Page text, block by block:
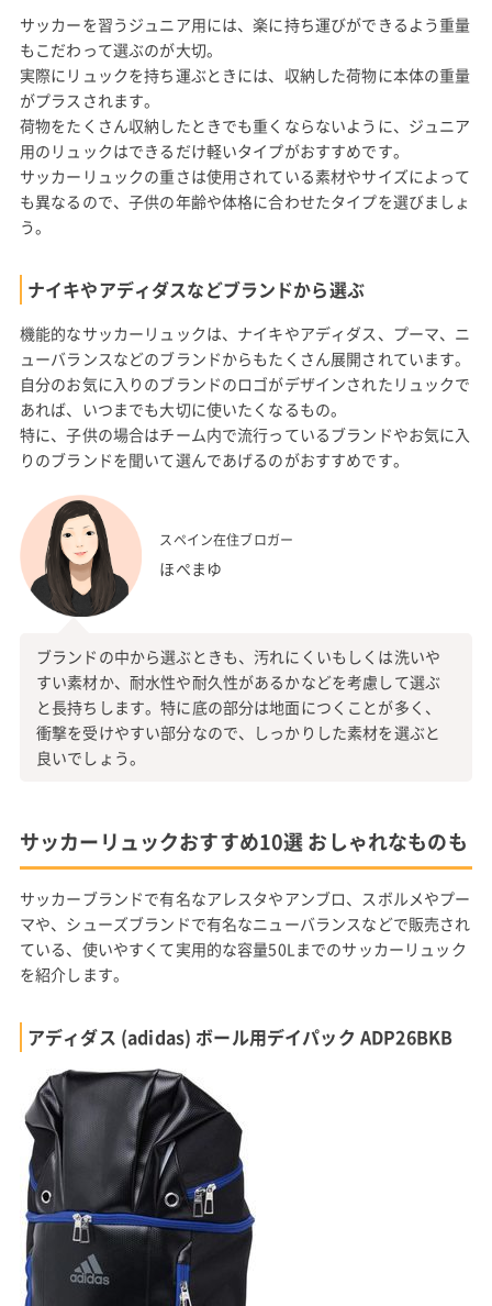
サッカーを習うジュニア用には、楽に持ち運びができるよう重量
もこだわって選ぶのが大切。
実際にリュックを持ち運ぶときには、収納した荷物に本体の重量
がプラスされます。
荷物をたくさん収納したときでも重くならないように、ジュニア
用のリュックはできるだけ軽いタイプがおすすめです。
サッカーリュックの重さは使用されている素材やサイズによって
も異なるので、子供の年齢や体格に合わせたタイプを選びましょ
う。
ナイキやアディダスなどブランドから選ぶ
機能的なサッカーリュックは、ナイキやアディダス、プーマ、ニ
ューバランスなどのブランドからもたくさん展開されています。
自分のお気に入りのブランドのロゴがデザインされたリュックで
あれば、いつまでも大切に使いたくなるもの。
特に、子供の場合はチーム内で流行っているブランドやお気に入
りのブランドを聞いて選んであげるのがおすすめです。
スペイン在住ブロガー
ほぺまゆ
ブランドの中から選ぶときも、汚れにくいもしくは洗いや
すい素材か、耐水性や耐久性があるかなどを考慮して選ぶ
と長持ちします。特に底の部分は地面につくことが多く、
衝撃を受けやすい部分なので、しっかりした素材を選ぶと
良いでしょう。
サッカーリュックおすすめ10選 おしゃれなものも
サッカーブランドで有名なアレスタやアンブロ、スボルメやプー
マや、シューズブランドで有名なニューバランスなどで販売され
ている、使いやすくて実用的な容量50Lまでのサッカーリュック
を紹介します。
アディダス (adidas) ボール用デイパック ADP26BKB